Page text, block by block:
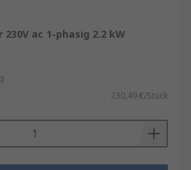
Motoren während der
um die Spannung sowie
zu steuern.
ac 1-phasig 2.2 kW
230,49 €/Stück